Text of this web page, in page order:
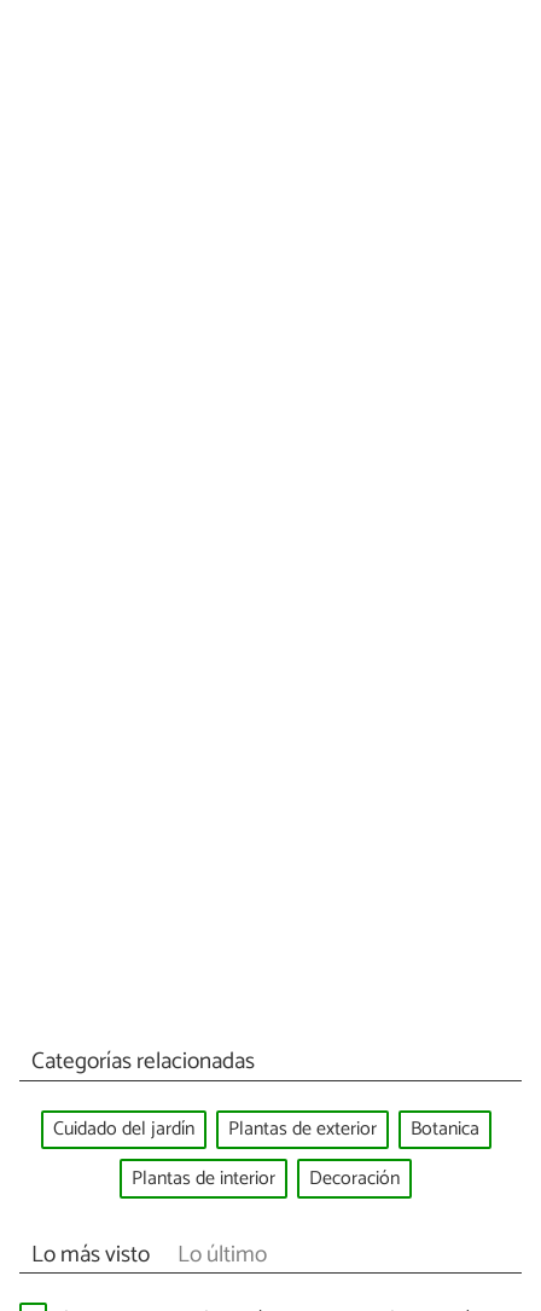
Categorías relacionadas
Cuidado del jardín Plantas de exterior
Botanica
Plantas de interior
Decoración
Lo más visto Lo último